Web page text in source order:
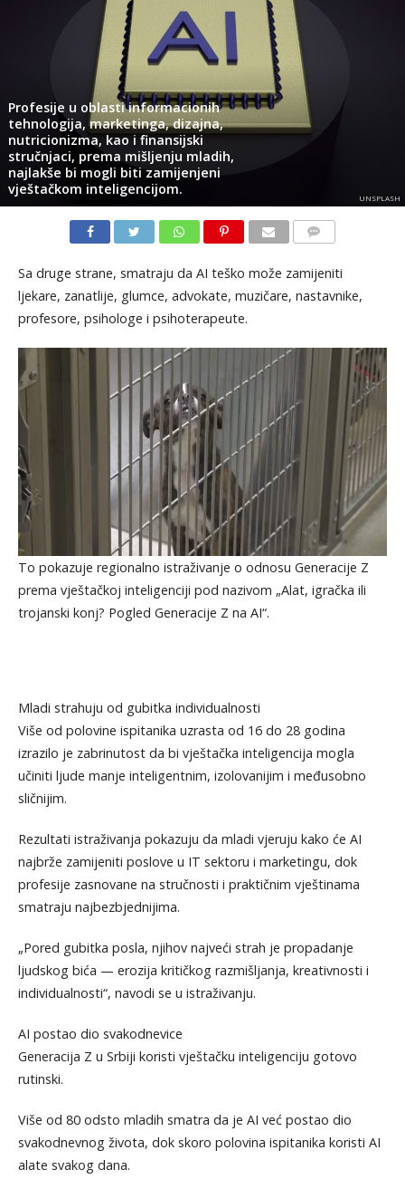
Profesije u oblasti informacionih
tehnologija, marketinga, dizajna,
nutricionizma, kao i finansijski
stručnjaci, prema mišljenju mladih,
najlakše bi mogli biti zamijenjeni
vještačkom inteligencijom.
UNSPLASH
Sa druge strane, smatraju da AI teško može zamijeniti
ljekare, zanatlije, glumce, advokate, muzičare, nastavnike,
profesore, psihologe i psihoterapeute.
To pokazuje regionalno istraživanje o odnosu Generacije Z
prema vještačkoj inteligenciji pod nazivom „Alat, igračka ili
trojanski konj? Pogled Generacije Z na AI“.
Mladi strahuju od gubitka individualnosti
Više od polovine ispitanika uzrasta od 16 do 28 godina
izrazilo je zabrinutost da bi vještačka inteligencija mogla
učiniti ljude manje inteligentnim, izolovanijim i međusobno
sličnijim.
Rezultati istraživanja pokazuju da mladi vjeruju kako će AI
najbrže zamijeniti poslove u IT sektoru i marketingu, dok
profesije zasnovane na stručnosti i praktičnim vještinama
smatraju najbezbjednijima.
„Pored gubitka posla, njihov najveći strah je propadanje
ljudskog bića — erozija kritičkog razmišljanja, kreativnosti i
individualnosti“, navodi se u istraživanju.
AI postao dio svakodnevice
Generacija Z u Srbiji koristi vještačku inteligenciju gotovo
rutinski.
Više od 80 odsto mladih smatra da je AI već postao dio
svakodnevnog života, dok skoro polovina ispitanika koristi AI
alate svakog dana.